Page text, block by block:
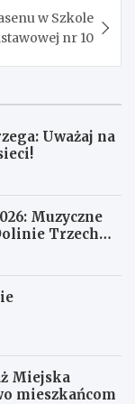
w Szkole
nr 10
Uważaj na
Muzyczne
Trzech
Miejska
mieszkańcom